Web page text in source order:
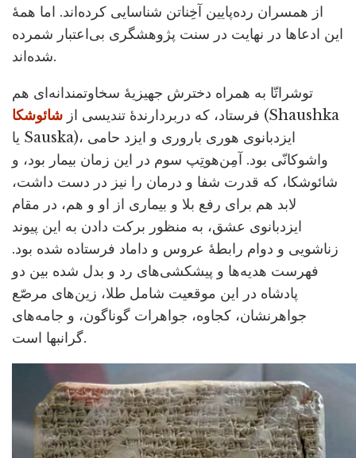
از همسران رده‌پایین آخِناتن شناسایی کرده‌اند. اما همۀ
این ادعاها در نهایت در سنت پژوهشگری بی‌اعتبار شمرده
شده‌اند.
توشراتّا به همراه دخترش جهیزیۀ سخاوتمندانه‌ای هم
فرستاد، که دربردارندۀ تندیسی از شائوشکا
(Shaushka
یا Sauska)، ایزدبانوی هوری باروری و ایزد حامی
واشوکانّی بود. آمِن‌هوتِپ سوم در این زمان بیمار بود، و
شائوشکا، که قدرت شفا و درمان را نیز در دست داشت،
لابد هم برای رفع بلا و بیماری از او و هم، در مقام
ایزدبانوی عشق، به منظور برکت دادن به این پیوند
زناشویی و دوام رابطۀ عروس و داماد فرستاده شده بود.
فهرست هدیه‌ها و پیشکشی‌های رد و بدل شده بین دو
پادشاه در این موقعیت شامل طلا، زین‌های مرصّع
جواهرنشان، کجاوه، جواهرات گوناگون، و جامه‌های
گرانبها است.